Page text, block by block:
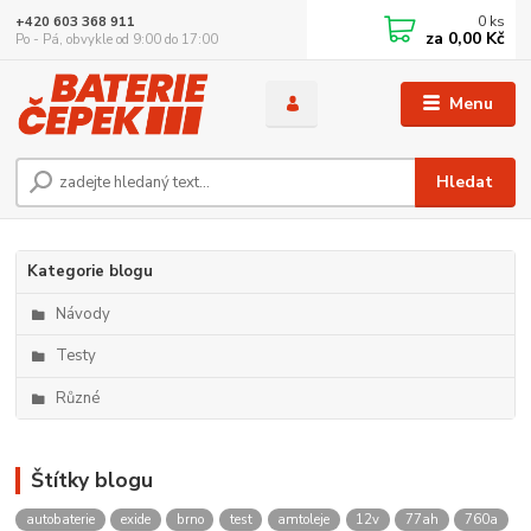
Menu
Hledat
+420 603 368 911
Po - Pá, obvykle od 9:00 do 17:00
0 ks
za 0,00 Kč
Kategorie blogu
Návody
Testy
Různé
Štítky blogu
autobaterie exide brno test amtoleje 12v 77ah
760a